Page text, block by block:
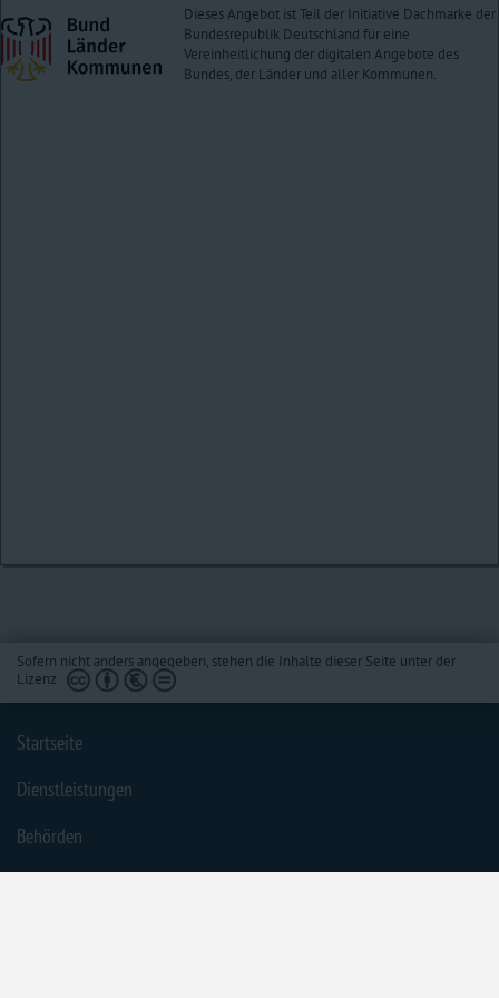
ist normalerweise das Sprachniveau B2 nach dem Gemeinsamen
Europäischen Referenzrahmen für Sprachen (GER).
Dieses Angebot ist Teil der Initiative Dachmarke der
Bundesrepublik Deutschland für eine
Vereinheitlichung der digitalen Angebote des
Bundes, der Länder und aller Kommunen.
Sofern nicht anders angegeben, stehen die Inhalte dieser Seite unter der
Lizenz
Startseite
Dienstleistungen
Behörden